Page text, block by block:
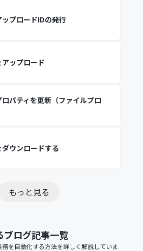
プロードIDの発行
ップロード
パティを更新（ファイルプロ
ウンロードする
もっと見る
ブログ記事一覧
を自動化する方法を詳しく解説していま